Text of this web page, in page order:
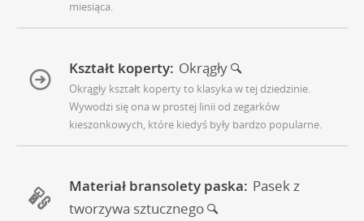
miesiąca.
Kształt koperty: Okrągły
Okrągły kształt koperty to klasyka w tej dziedzinie.
Wywodzi się ona w prostej linii od zegarków
kieszonkowych, które kiedyś były bardzo popularne.
Materiał bransolety paska: Pasek z
tworzywa sztucznego